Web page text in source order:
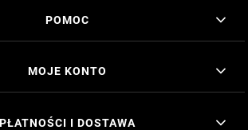
POMOC
MOJE KONTO
PŁATNOŚCI I DOSTAWA